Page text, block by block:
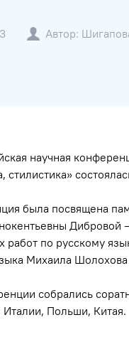
Автор:
научная
стилистика»
была посвящена
Дибровой
работ по русскому
Михаила
собрались
Италии, Польши, Китая.